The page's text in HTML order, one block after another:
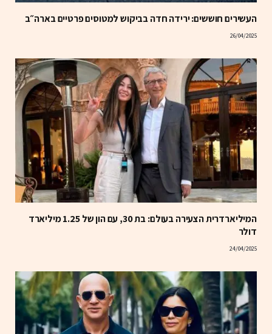
העשירים חוששים: ירידה חדה בביקוש למטוסים פרטיים בארה״ב
26/04/2025
המיליארדרית הצעירה בעולם: בת 30, עם הון של 1.25 מיליארד
דולר
24/04/2025